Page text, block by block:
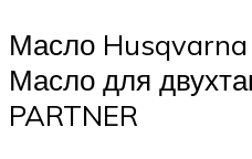
Масло Husqvarna
Масло для
PARTNER